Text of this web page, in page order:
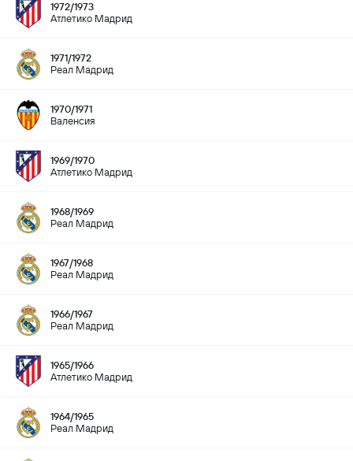
1972/1973
Атлетико Мадрид
1971/1972
Реал Мадрид
1970/1971
Валенсия
1969/1970
Атлетико Мадрид
1968/1969
Реал Мадрид
1967/1968
Реал Мадрид
1966/1967
Реал Мадрид
1965/1966
Атлетико Мадрид
1964/1965
Реал Мадрид